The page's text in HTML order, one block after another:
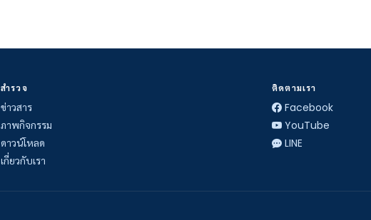
สำรวจ
ข่าวสาร
ภาพกิจกรรม
ดาวน์โหลด
เกี่ยวกับเรา
ติดตามเรา
Facebook
YouTube
LINE